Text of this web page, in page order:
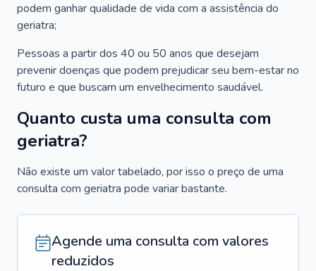
podem ganhar qualidade de vida com a assistência do
geriatra;
Pessoas a partir dos 40 ou 50 anos que desejam
prevenir doenças que podem prejudicar seu bem-estar no
futuro e que buscam um envelhecimento saudável.
Quanto custa uma consulta com
geriatra?
Não existe um valor tabelado, por isso o preço de uma
consulta com geriatra pode variar bastante.
Agende uma consulta com valores
reduzidos